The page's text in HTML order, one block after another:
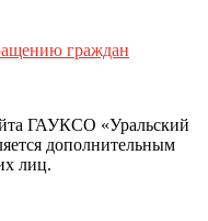
граждан
ГАУКСО «Уральский
дополнительным
лиц.